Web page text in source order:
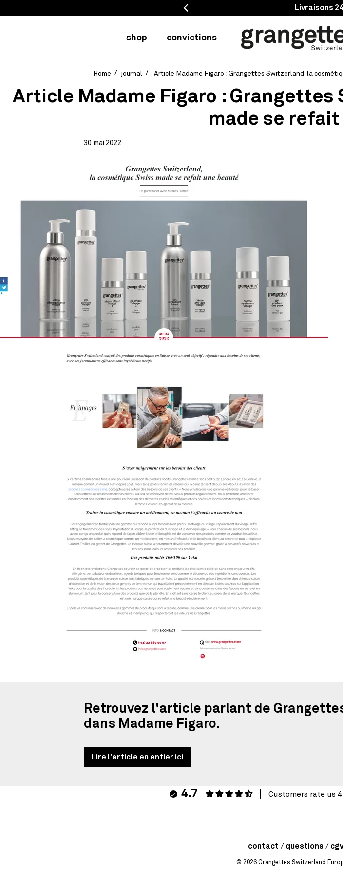
Livraisons
shop convictions
Home journal Article Madame Figaro : Grangettes Switzerland, la
Article Madame Figaro :
made se
30 mai 2022
Retrouvez l'article parlant de
dans Madame Figaro.
Lire l'article en entier ici
4.7 Customers rate us
contact questions cgv
© 2026 Grangettes Switzerland